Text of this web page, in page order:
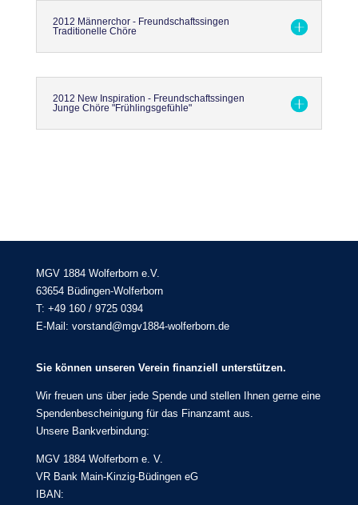
2012 Männerchor - Freundschaftssingen
Traditionelle Chöre
2012 New Inspiration - Freundschaftssingen
Junge Chöre "Frühlingsgefühle"
MGV 1884 Wolferborn e.V.
63654 Büdingen-Wolferborn
T: +49 160 / 9725 0394
E-Mail: vorstand@mgv1884-wolferborn.de
Sie können unseren Verein finanziell unterstützen.
Wir freuen uns über jede Spende und stellen Ihnen gerne eine
Spendenbescheinigung für das Finanzamt aus.
Unsere Bankverbindung:
MGV 1884 Wolferborn e. V.
VR Bank Main-Kinzig-Büdingen eG
IBAN: